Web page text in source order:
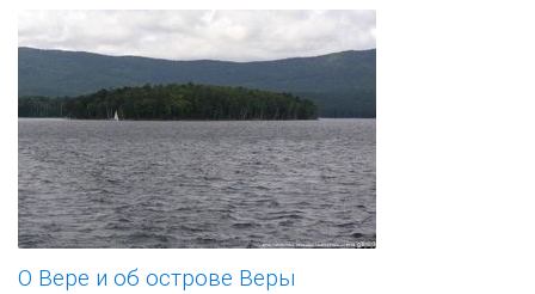
О Вере и об острове Веры